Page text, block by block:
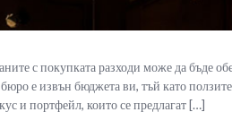
с покупката разходи може да бъде
е извън бюджета ви, тъй като
и портфейл, които се предлагат […]